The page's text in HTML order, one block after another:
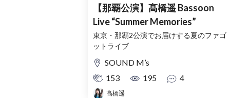
【那覇公演】髙橋遥 Bassoon
Live “Summer Memories”
東京・那覇2公演でお届けする夏のファゴ
ットライブ
SOUND M’s
153
195 4
髙橋遥